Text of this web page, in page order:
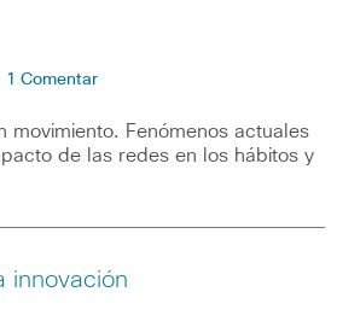
1 Comentar
movimiento. Fenómenos actuales
de las redes en los hábitos y
innovación